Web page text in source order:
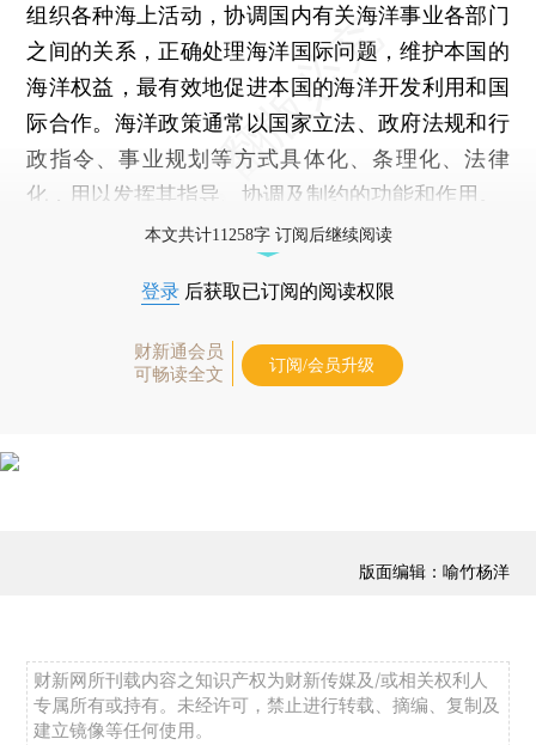
组织各种海上活动，协调国内有关海洋事业各部门
之间的关系，正确处理海洋国际问题，维护本国的
海洋权益，最有效地促进本国的海洋开发利用和国
际合作。海洋政策通常以国家立法、政府法规和行
政指令、事业规划等方式具体化、条理化、法律
化，用以发挥其指导、协调及制约的功能和作用。
本文共计11258字 订阅后继续阅读
登录 后获取已订阅的阅读权限
财新通会员
可畅读全文
订阅/会员升级
版面编辑：喻竹杨洋
财新网所刊载内容之知识产权为财新传媒及/或相关权利人
专属所有或持有。未经许可，禁止进行转载、摘编、复制及
建立镜像等任何使用。